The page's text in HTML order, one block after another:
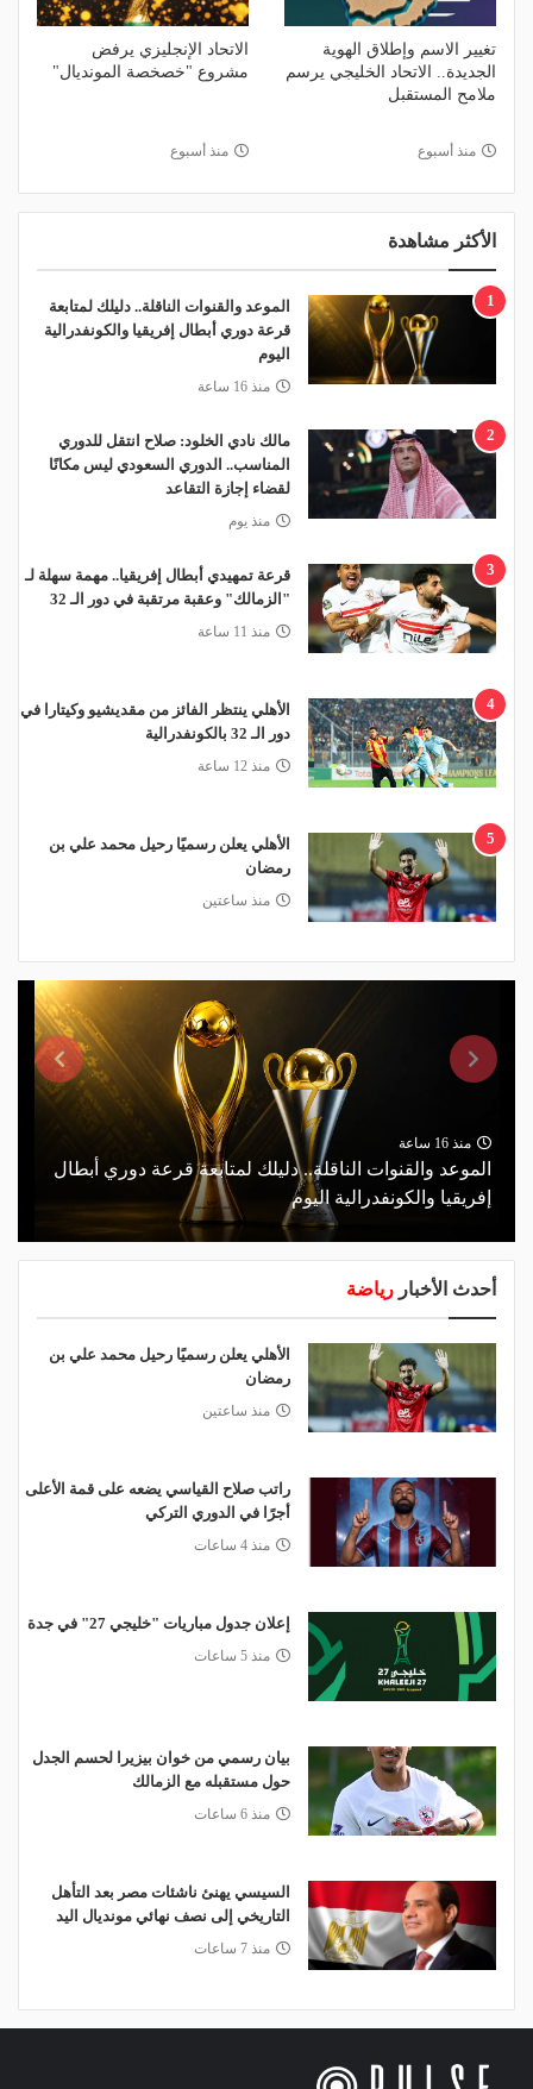
تغيير الاسم وإطلاق الهوية
الجديدة.. الاتحاد الخليجي يرسم
ملامح المستقبل
منذ أسبوع
الاتحاد الإنجليزي يرفض
مشروع "خصخصة المونديال"
منذ أسبوع
الأكثر مشاهدة
1
الموعد والقنوات الناقلة.. دليلك لمتابعة
قرعة دوري أبطال إفريقيا والكونفدرالية
اليوم
منذ 16 ساعة
2
مالك نادي الخلود: صلاح انتقل للدوري
المناسب.. الدوري السعودي ليس مكانًا
لقضاء إجازة التقاعد
منذ يوم
3
قرعة تمهيدي أبطال إفريقيا.. مهمة سهلة لـ
"الزمالك" وعقبة مرتقبة في دور الـ 32
منذ 11 ساعة
4
الأهلي ينتظر الفائز من مقديشيو وكيتارا في
دور الـ 32 بالكونفدرالية
منذ 12 ساعة
5
الأهلي يعلن رسميًا رحيل محمد علي بن
رمضان
منذ ساعتين
منذ 16 ساعة
الموعد والقنوات الناقلة.. دليلك لمتابعة قرعة دوري أبطال
إفريقيا والكونفدرالية اليوم
أحدث الأخبار رياضة
الأهلي يعلن رسميًا رحيل محمد علي بن
رمضان
منذ ساعتين
راتب صلاح القياسي يضعه على قمة الأعلى
أجرًا في الدوري التركي
منذ 4 ساعات
إعلان جدول مباريات "خليجي 27" في جدة
منذ 5 ساعات
بيان رسمي من خوان بيزيرا لحسم الجدل
حول مستقبله مع الزمالك
منذ 6 ساعات
السيسي يهنئ ناشئات مصر بعد التأهل
التاريخي إلى نصف نهائي مونديال اليد
منذ 7 ساعات